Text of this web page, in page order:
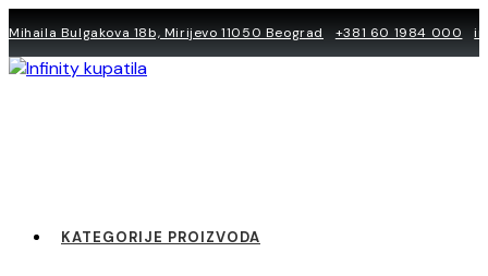
to
content
Mihaila Bulgakova 18b, Mirijevo 11050 Beograd +381 60 1984 000
KATEGORIJE PROIZVODA